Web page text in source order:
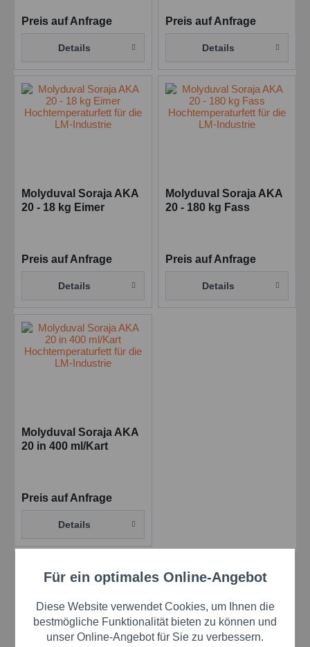
Preis auf Anfrage
Details
Preis auf Anfrage
Details
Molyduval Soraja AKA
20 - 18 kg Eimer
Preis auf Anfrage
Details
Molyduval Soraja AKA
20 - 180 kg Fass
Preis auf Anfrage
Details
Molyduval Soraja AKA
20 in 400 ml/Kart
Preis auf Anfrage
Details
verringert die Gefahr von Passungrost
(Tribokorrosion)
Funktionale Aktiv
Marketing Aktiv
Für ein optimales Online-Angebot
Diese Website verwendet Cookies, um Ihnen die
bestmögliche Funktionalität bieten zu können und
unser Online-Angebot für Sie zu verbessern.